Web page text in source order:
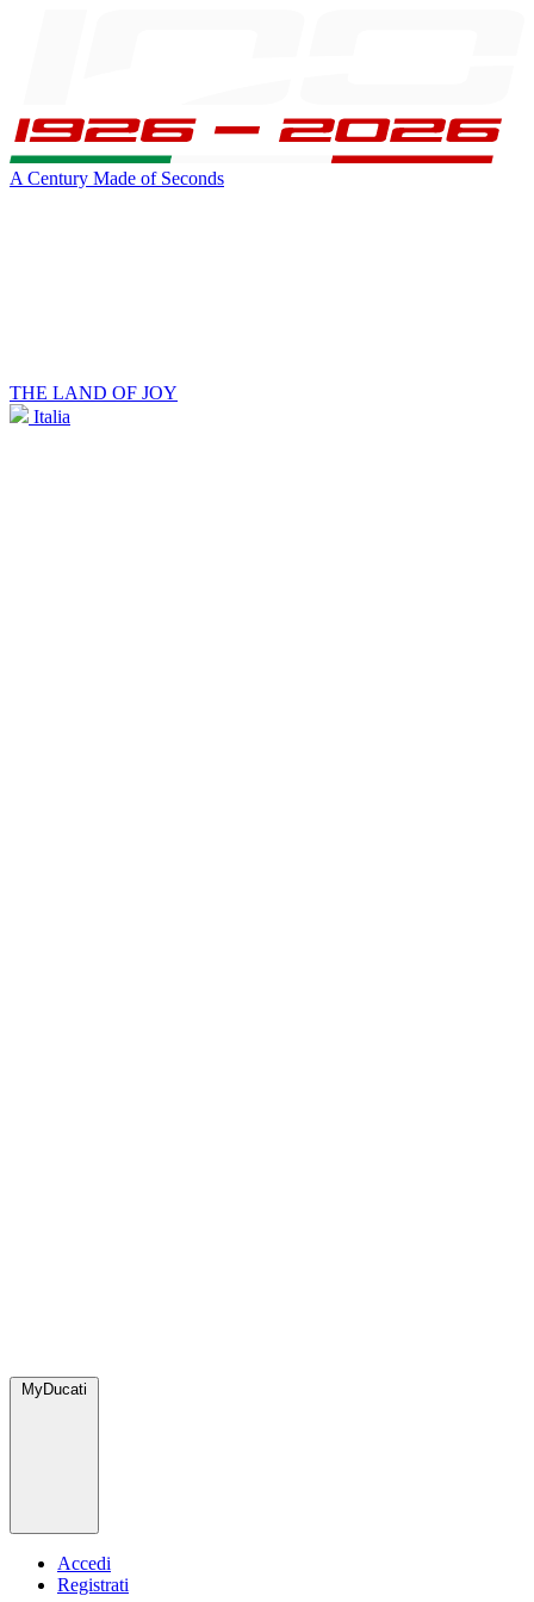
A Century Made of Seconds
THE LAND OF JOY
Italia
MyDucati
Accedi
Registrati